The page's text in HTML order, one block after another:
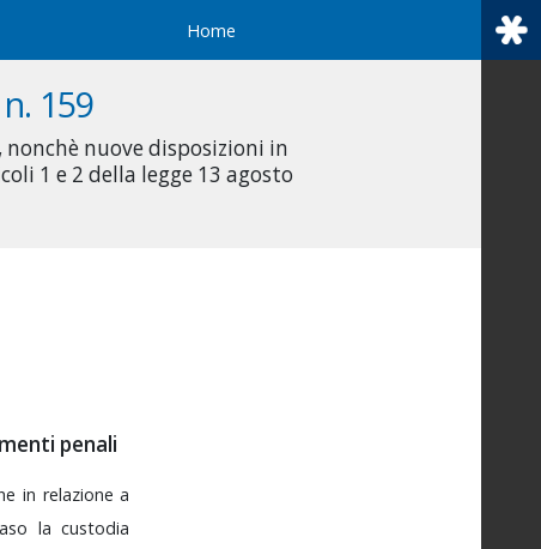
Home
159
nuove disposizioni in
1 e 2 della legge 13 agosto
penali
in relazionea
lacustodia